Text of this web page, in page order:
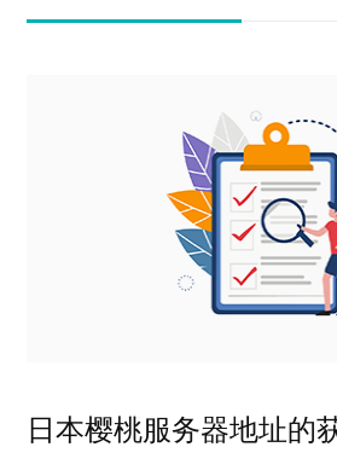
日本樱桃服务器地址的